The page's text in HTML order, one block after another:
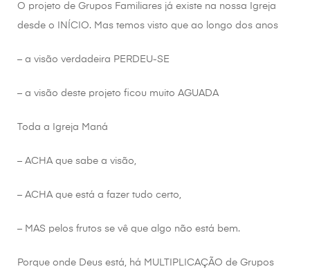
O projeto de Grupos Familiares já existe na nossa Igreja
desde o INÍCIO. Mas temos visto que ao longo dos anos
– a visão verdadeira PERDEU-SE
– a visão deste projeto ficou muito AGUADA
Toda a Igreja Maná
– ACHA que sabe a visão,
– ACHA que está a fazer tudo certo,
– MAS pelos frutos se vê que algo não está bem.
Porque onde Deus está, há MULTIPLICAÇÃO de Grupos